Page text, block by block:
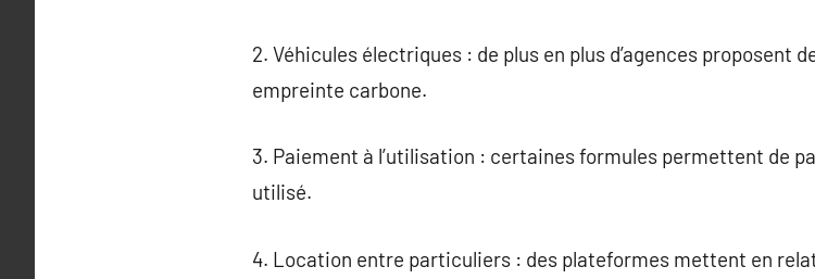
2. Véhicules électriques : de plus en plus d’agences proposent
empreinte carbone.
3. Paiement à l’utilisation : certaines formules permettent de
utilisé.
4. Location entre particuliers : des plateformes mettent en